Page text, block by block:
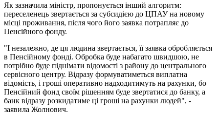
Як зазначила міністр, пропонується інший алгоритм:
переселенець звертається за субсидією до ЦПАУ на новому
місці проживання, після чого його заявка потрапляє до
Пенсійного фонду.
"І незалежно, де ця людина звертається, її заявка обробляється
в Пенсійному фонді. Обробка буде набагато швидшою, не
потрібно буде піднімати відомості з району до центрального
сервісного центру. Відразу формуватиметься виплатна
відомість, і гроші оперативно надходитимуть на рахунки, бо
Пенсійний фонд своїм рішенням буде звертатися до банку, а
банк відразу розкидатиме ці гроші на рахунки людей", -
заявила Жолнович.